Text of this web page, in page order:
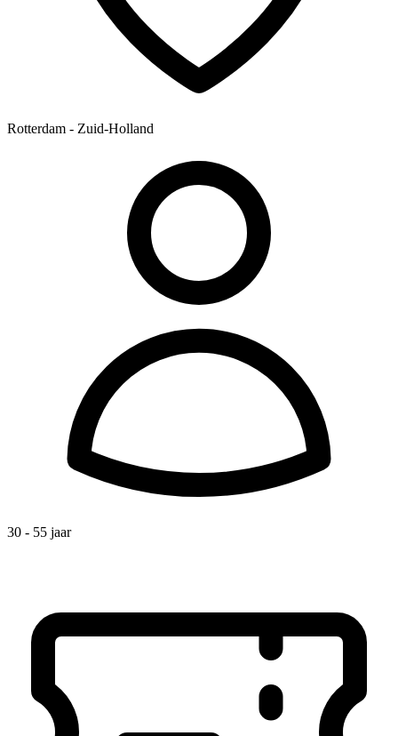
Rotterdam - Zuid-Holland
30 - 55 jaar